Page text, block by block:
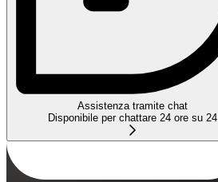
Assistenza tramite chat
Disponibile per chattare 24 ore su 24